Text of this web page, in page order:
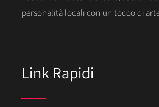
personalità locali con un tocco di
Link Rapidi